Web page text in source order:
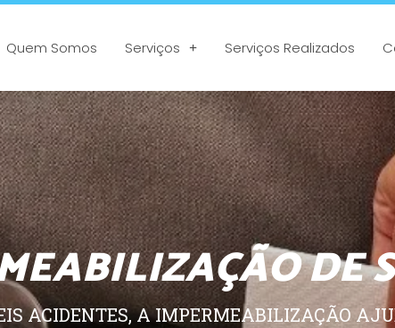
Quem Somos Serviços Serviços Realizados
DE
ACIDENTES, A IMPERMEABILIZAÇÃO